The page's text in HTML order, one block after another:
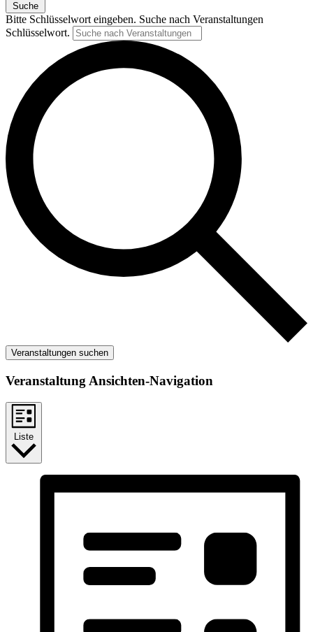
Suche
Bitte Schlüsselwort eingeben. Suche nach Veranstaltungen
Schlüsselwort.
Veranstaltungen suchen
Veranstaltung Ansichten-Navigation
Liste